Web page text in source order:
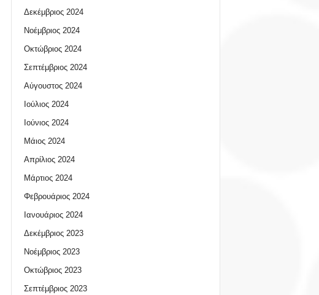
Δεκέμβριος 2024
Νοέμβριος 2024
Οκτώβριος 2024
Σεπτέμβριος 2024
Αύγουστος 2024
Ιούλιος 2024
Ιούνιος 2024
Μάιος 2024
Απρίλιος 2024
Μάρτιος 2024
Φεβρουάριος 2024
Ιανουάριος 2024
Δεκέμβριος 2023
Νοέμβριος 2023
Οκτώβριος 2023
Σεπτέμβριος 2023